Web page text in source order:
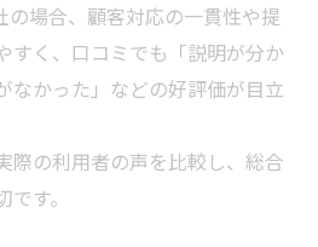
の場合、顧客対応の一貫性や提
すく、口コミでも「説明が分か
なかった」などの好評価が目立
際の利用者の声を比較し、総合
す。